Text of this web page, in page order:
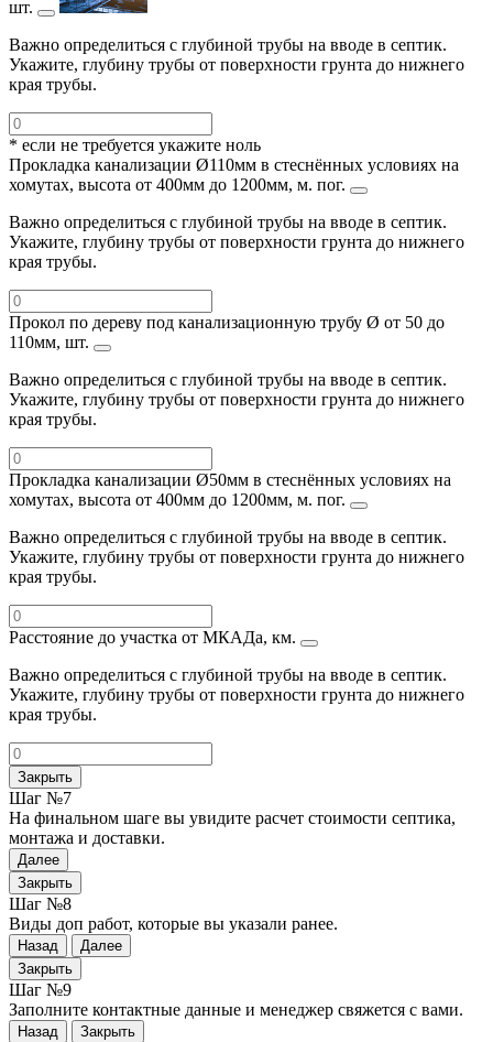
шт.
Важно определиться с глубиной трубы на вводе в септик.
Укажите, глубину трубы от поверхности грунта до нижнего
края трубы.
* если не требуется укажите ноль
Прокладка канализации Ø110мм в стеснённых условиях на
хомутах, высота от 400мм до 1200мм, м. пог.
Важно определиться с глубиной трубы на вводе в септик.
Укажите, глубину трубы от поверхности грунта до нижнего
края трубы.
Прокол по дереву под канализационную трубу Ø от 50 до
110мм, шт.
Важно определиться с глубиной трубы на вводе в септик.
Укажите, глубину трубы от поверхности грунта до нижнего
края трубы.
Прокладка канализации Ø50мм в стеснённых условиях на
хомутах, высота от 400мм до 1200мм, м. пог.
Важно определиться с глубиной трубы на вводе в септик.
Укажите, глубину трубы от поверхности грунта до нижнего
края трубы.
Расстояние до участка от МКАДа, км.
Важно определиться с глубиной трубы на вводе в септик.
Укажите, глубину трубы от поверхности грунта до нижнего
края трубы.
Закрыть
Шаг №7
На финальном шаге вы увидите расчет стоимости септика,
монтажа и доставки.
Далее
Закрыть
Шаг №8
Виды доп работ, которые вы указали ранее.
Назад
Далее
Закрыть
Шаг №9
Заполните контактные данные и менеджер свяжется с вами.
Назад Закрыть